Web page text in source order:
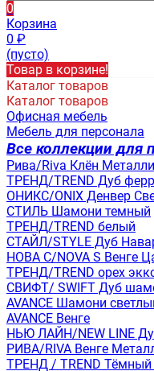
0
Корзина
0 ₽
(пусто)
Товар в корзине!
Каталог товаров
Каталог товаров
Офисная мебель
Мебель для персонала
Все коллекции для
Рива/Riva Клён
ТРЕНД/TREND Дуб
ОНИКС/ONIX Денвер
СТИЛЬ Шамони темный
ТРЕНД/TREND белый
СТАЙЛ/STYLE Дуб
НОВА С/NOVA S Венге
ТРЕНД/TREND орех
СВИФТ/ SWIFT Дуб
AVANCE Шамони
AVANCE Венге
НЬЮ ЛАЙН/NEW LINE
РИВА/RIVA Венге
TРЕНД / TREND Тёмный